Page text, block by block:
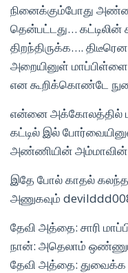
நினைக்கும்போது
தென்பட்டது…
திறந்திருக்க….
அறையினுள்
என கூறிக்கொண்டே
என்னை அக்கோலத்தில்
கட்டில் இல்
அண்ணியின் அம்மாவின்
இதே போல் காதல்
அணுகவும்
தேவி அத்தை: சாரி
நான்: அதெலாம்
தேவி அத்தை: துவைக்க